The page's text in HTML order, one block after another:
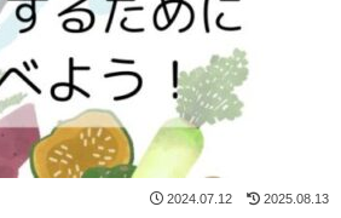
2024.07.12 2025.08.13